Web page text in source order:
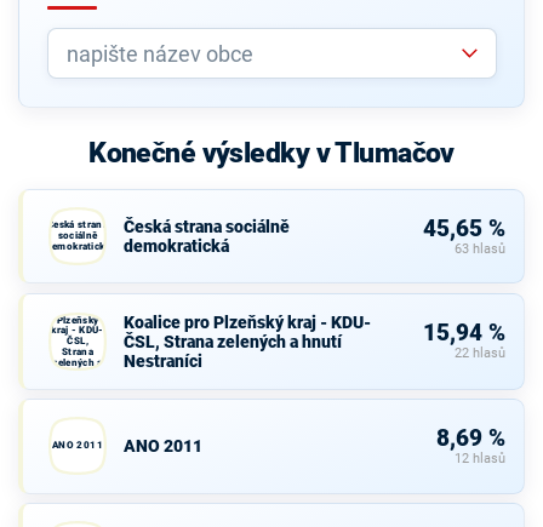
Konečné výsledky v Tlumačov
Česká strana
sociálně
demokratická
Česká strana sociálně
demokratická
45,65 %
63 hlasů
Koalice
Plzeňský
kraj - KDU-
ČSL,
Strana
zelených a
hnutí
Koalice pro Plzeňský kraj - KDU-
ČSL, Strana zelených a hnutí
Nestraníci
15,94 %
22 hlasů
ANO 2011 ANO 2011 8,69 %
12 hlasů